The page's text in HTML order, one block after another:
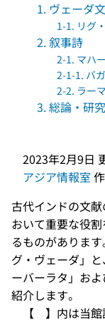
1. ヴェーダ
1-1. リグ
2. 叙事詩
2-1. マハ
2-1-1. バ
2-2. ラー
3. 総論・研
2023年2月9日
アジア情報室
古代インドの文
おいて重要な役
るものがありま
グ・ヴェーダ」
ーバーラタ」お
紹介します。
【 】内は当館